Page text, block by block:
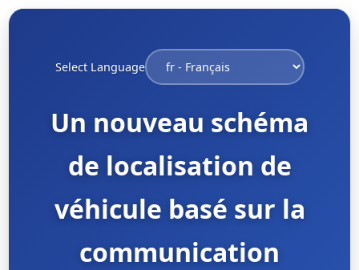
Select Language
Un nouveau schéma
de localisation de
véhicule basé sur la
communication